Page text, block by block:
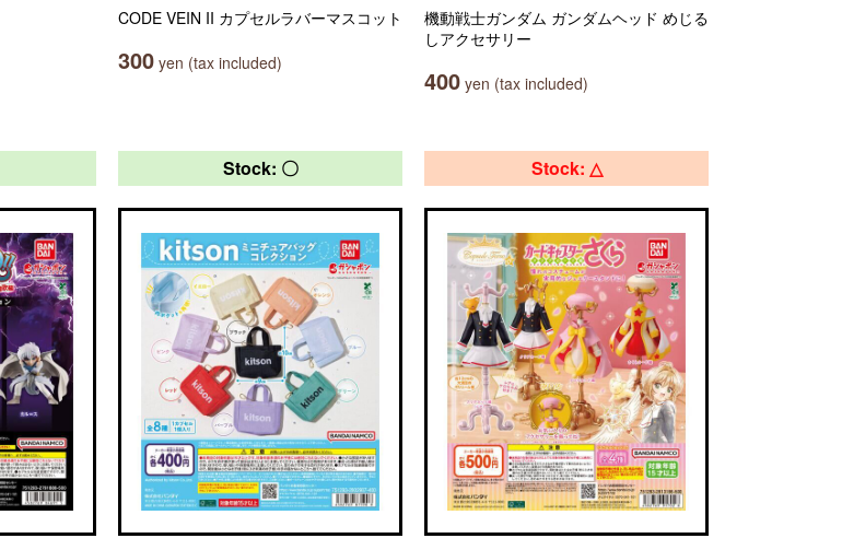
CODE VEIN II カプセルラバーマスコット
300 yen (tax included)
機動戦士ガンダム ガンダムヘッド めじる
しアクセサリー
400 yen (tax included)
Stock: 〇 Stock: △